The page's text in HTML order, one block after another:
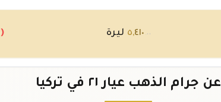
٥,٤١٠ .٠٠ ليرة (-
٥, ٤٩٠.٠٠ ليرة
عن جرام الذهب عيار ٢١ في تركيا